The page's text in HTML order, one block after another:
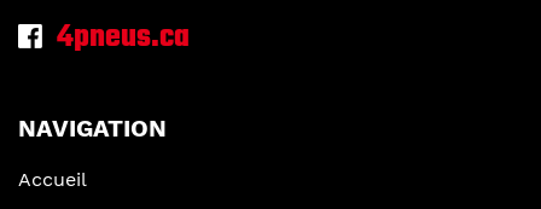
4pneus.ca
NAVIGATION
Accueil